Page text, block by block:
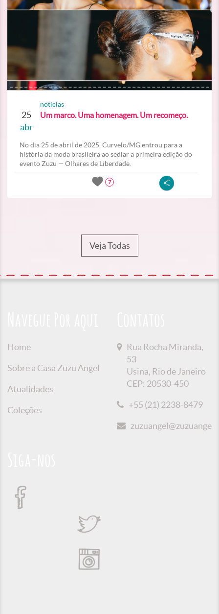
25
abr
noticias
Um marco. Uma homenagem. Um recomeço.
No dia 25 de abril de 2025, Curvelo/MG entrou para a
história da moda brasileira ao sediar a primeira edição do
evento Zuzu — Olhares de Liberdade.
7
Veja Todas
Home
Sobre a Casa Zuzu Angel
Atualidades
Coleções
Rua Rocha Miranda,
53
Usina, Rio de Janeiro
CEP: 20530-450
+55 (21) 2238-8479